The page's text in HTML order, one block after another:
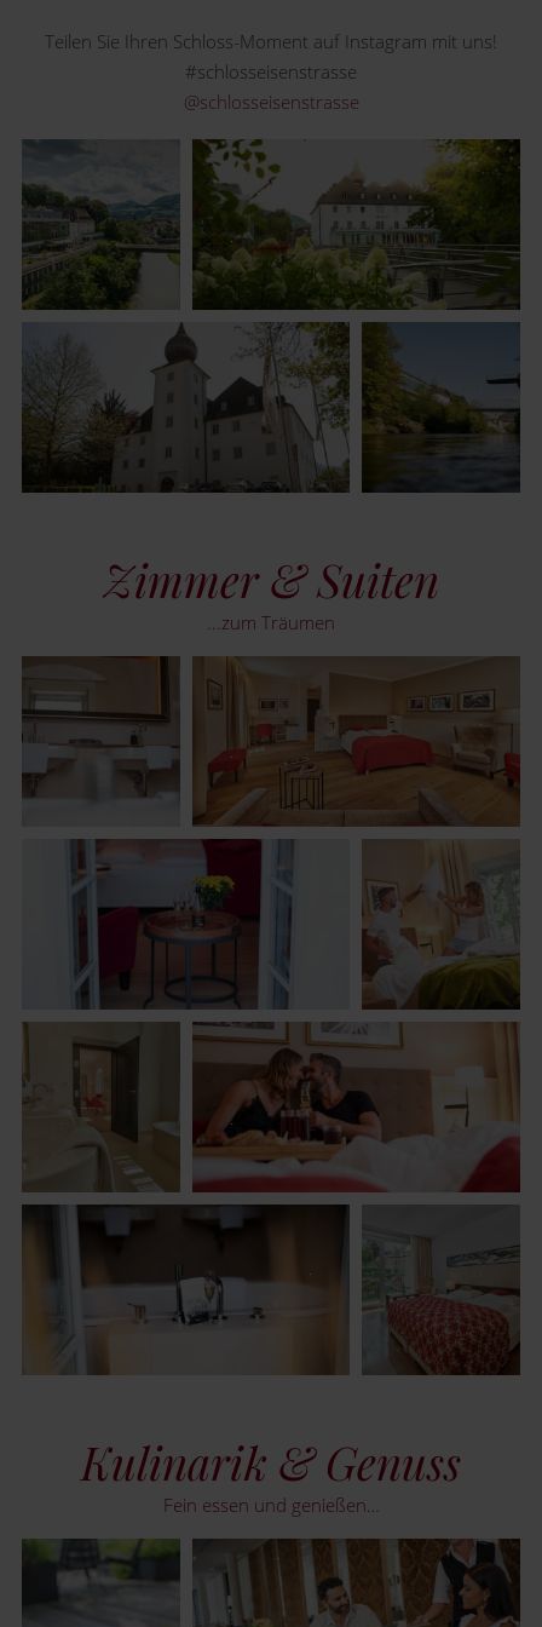
Teilen Sie Ihren Schloss-Moment auf Instagram mit uns!
#schlosseisenstrasse
@schlosseisenstrasse
Zimmer & Suiten
...zum Träumen
Kulinarik & Genuss
Fein essen und genießen…